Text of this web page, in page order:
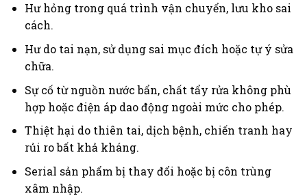
Hư hỏng trong quá trình vận chuyển, lưu kho sai
cách.
Hư do tai nạn, sử dụng sai mục đích hoặc tự ý sửa
chữa.
Sự cố từ nguồn nước bẩn, chất tẩy rửa không phù
hợp hoặc điện áp dao động ngoài mức cho phép.
Thiệt hại do thiên tai, dịch bệnh, chiến tranh hay
rủi ro bất khả kháng.
Serial sản phẩm bị thay đổi hoặc bị côn trùng
xâm nhập.